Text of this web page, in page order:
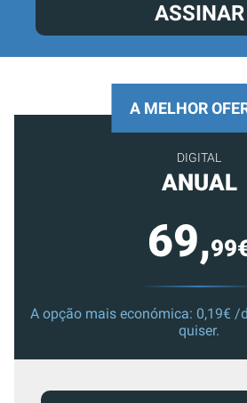
ASSINAR
A MELHOR
DIGITAL
ANUAL
69,
A opção mais económica: 0,19€ /
quiser.